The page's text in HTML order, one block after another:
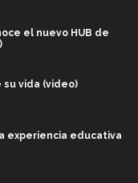
el nuevo HUB de
su vida (video)
experiencia educativa